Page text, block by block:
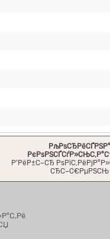
РљРѕСЂРёСЃРЅР°
Р’РёР±С–СЂ
СЂС–С€РµРЅСЊ